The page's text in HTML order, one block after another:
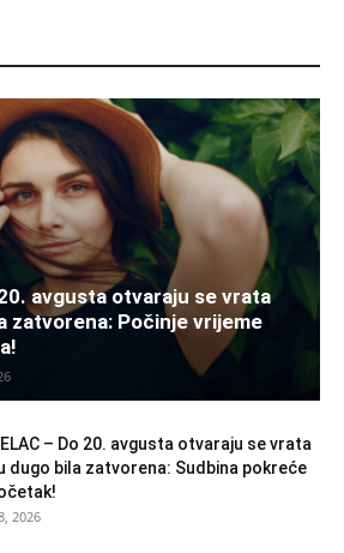
avgusta otvaraju se vrata
zatvorena: Počinje vrijeme
– Do 20. avgusta otvaraju se vrata
dugo bila zatvorena: Sudbina pokreće
2026